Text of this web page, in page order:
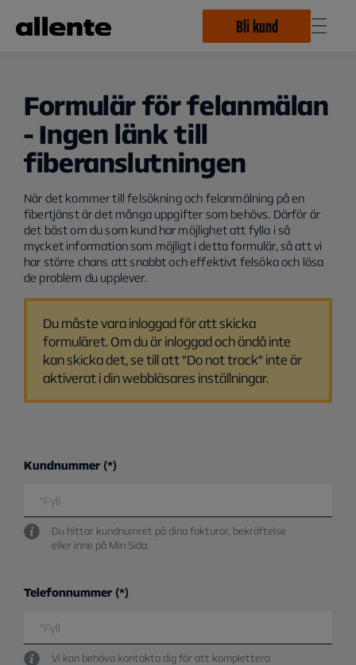
Bli kund
Formulär för felanmälan
- Ingen länk till
fiberanslutningen
När det kommer till felsökning och felanmälning på en
fibertjänst är det många uppgifter som behövs. Därför är
det bäst om du som kund har möjlighet att fylla i så
mycket information som möjligt i detta formulär, så att vi
har större chans att snabbt och effektivt felsöka och lösa
de problem du upplever.
Du måste vara inloggad för att skicka
formuläret. Om du är inloggad och ändå inte
kan skicka det, se till att "Do not track" inte är
aktiverat i din webbläsares inställningar.
Kundnummer
Du hittar kundnumret på dina fakturor, bekräftelse
eller inne på Min Sida.
Telefonnummer
Vi kan behöva kontakta dig för att komplettera